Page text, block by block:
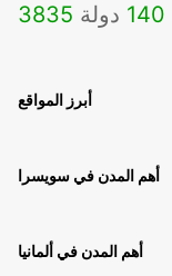
3835 140 دولة
أبرز المواقع
أهم المدن في سويسرا
أهم المدن في ألمانيا